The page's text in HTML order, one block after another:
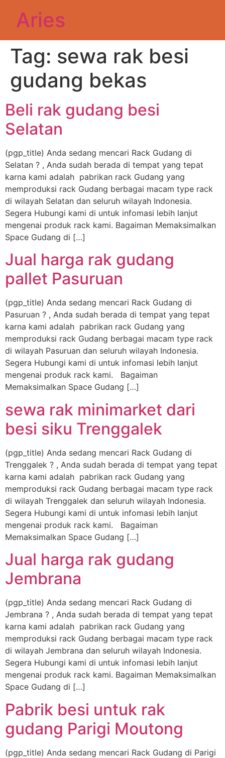
Aries
Tag: sewa rak besi
gudang bekas
Beli rak gudang besi
Selatan
(pgp_title) Anda sedang mencari Rack Gudang di
Selatan ? , Anda sudah berada di tempat yang tepat
karna kami adalah pabrikan rack Gudang yang
memproduksi rack Gudang berbagai macam type rack
di wilayah Selatan dan seluruh wilayah Indonesia.
Segera Hubungi kami di untuk infomasi lebih lanjut
mengenai produk rack kami. Bagaiman Memaksimalkan
Space Gudang di […]
Jual harga rak gudang
pallet Pasuruan
(pgp_title) Anda sedang mencari Rack Gudang di
Pasuruan ? , Anda sudah berada di tempat yang tepat
karna kami adalah pabrikan rack Gudang yang
memproduksi rack Gudang berbagai macam type rack
di wilayah Pasuruan dan seluruh wilayah Indonesia.
Segera Hubungi kami di untuk infomasi lebih lanjut
mengenai produk rack kami. Bagaiman
Memaksimalkan Space Gudang […]
sewa rak minimarket dari
besi siku Trenggalek
(pgp_title) Anda sedang mencari Rack Gudang di
Trenggalek ? , Anda sudah berada di tempat yang tepat
karna kami adalah pabrikan rack Gudang yang
memproduksi rack Gudang berbagai macam type rack
di wilayah Trenggalek dan seluruh wilayah Indonesia.
Segera Hubungi kami di untuk infomasi lebih lanjut
mengenai produk rack kami. Bagaiman
Memaksimalkan Space Gudang […]
Jual harga rak gudang
Jembrana
(pgp_title) Anda sedang mencari Rack Gudang di
Jembrana ? , Anda sudah berada di tempat yang tepat
karna kami adalah pabrikan rack Gudang yang
memproduksi rack Gudang berbagai macam type rack
di wilayah Jembrana dan seluruh wilayah Indonesia.
Segera Hubungi kami di untuk infomasi lebih lanjut
mengenai produk rack kami. Bagaiman Memaksimalkan
Space Gudang di […]
Pabrik besi untuk rak
gudang Parigi Moutong
(pgp_title) Anda sedang mencari Rack Gudang di Parigi